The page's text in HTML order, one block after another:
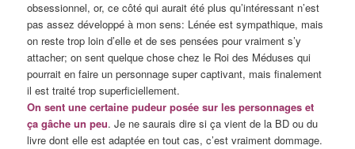
obsessionnel, or, ce côté qui aurait été plus qu’intéressant n’est
pas assez développé à mon sens: Lénée est sympathique, mais
on reste trop loin d’elle et de ses pensées pour vraiment s’y
attacher; on sent quelque chose chez le Roi des Méduses qui
pourrait en faire un personnage super captivant, mais finalement
il est traité trop superficiellement.
On sent une certaine pudeur posée sur les personnages et
ça gâche un peu. Je ne saurais dire si ça vient de la BD ou du
livre dont elle est adaptée en tout cas, c’est vraiment dommage.